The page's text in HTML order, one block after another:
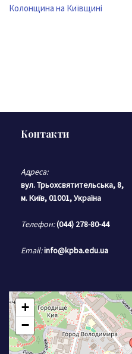
Колонщина на Київщині
Контакти
Адреса:
вул. Трьохсвятительська, 8,
м. Київ, 01001, Україна
Телефон:(044) 278-80-44
Email:info@kpba.edu.ua
+
−